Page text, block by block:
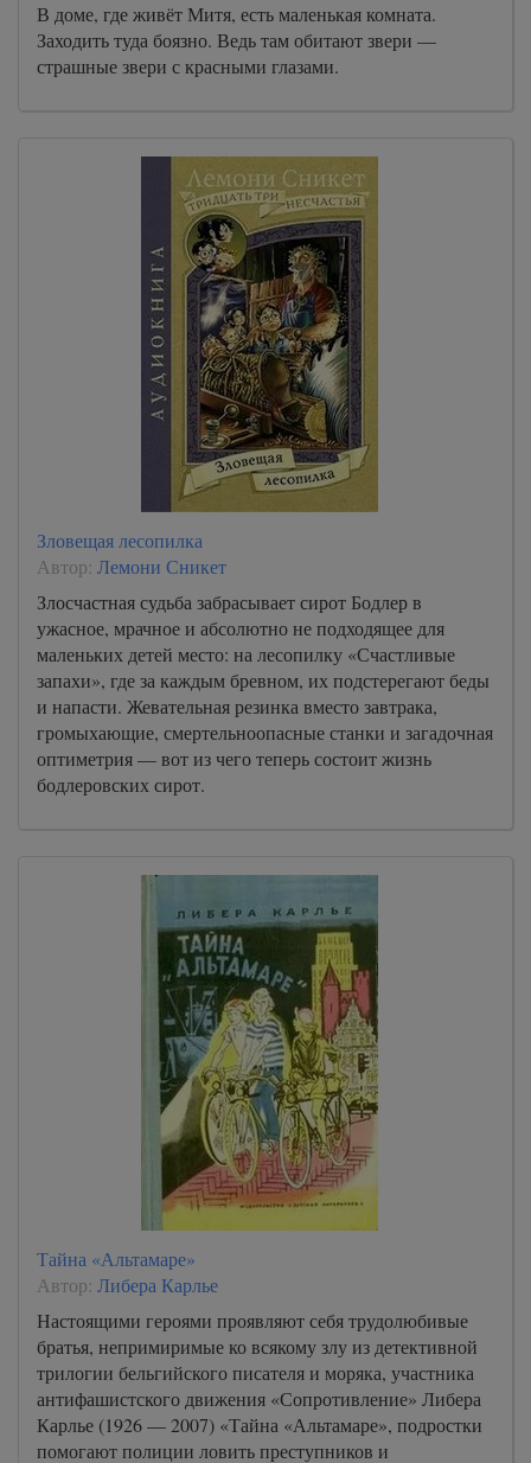
В доме, где живёт Митя, есть маленькая комната.
Заходить туда боязно. Ведь там обитают звери —
страшные звери с красными глазами.
Зловещая лесопилка
Автор: Лемони Сникет
Злосчастная судьба забрасывает сирот Бодлер в
ужасное, мрачное и абсолютно не подходящее для
маленьких детей место: на лесопилку «Счастливые
запахи», где за каждым бревном, их подстерегают беды
и напасти. Жевательная резинка вместо завтрака,
громыхающие, смертельноопасные станки и загадочная
оптиметрия — вот из чего теперь состоит жизнь
бодлеровских сирот.
Тайна «Альтамаре»
Автор: Либера Карлье
Настоящими героями проявляют себя трудолюбивые
братья, непримиримые ко всякому злу из детективной
трилогии бельгийского писателя и моряка, участника
антифашистского движения «Сопротивление» Либера
Карлье (1926 — 2007) «Тайна «Альтамаре», подростки
помогают полиции ловить преступников и